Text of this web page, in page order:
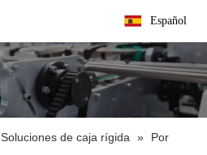
Español
Soluciones de caja rígida »
Por